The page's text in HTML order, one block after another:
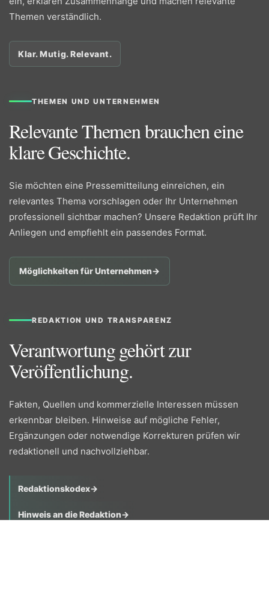
Themen verständlich.
Klar. Mutig. Relevant.
THEMEN UND UNTERNEHMEN
Relevante Themen brauchen eine
klare Geschichte.
Sie möchten eine Pressemitteilung einreichen, ein
relevantes Thema vorschlagen oder Ihr Unternehmen
professionell sichtbar machen? Unsere Redaktion prüft Ihr
Anliegen und empfiehlt ein passendes Format.
Möglichkeiten für Unternehmen→
REDAKTION UND TRANSPARENZ
Verantwortung gehört zur
Veröffentlichung.
Fakten, Quellen und kommerzielle Interessen müssen
erkennbar bleiben. Hinweise auf mögliche Fehler,
Ergänzungen oder notwendige Korrekturen prüfen wir
redaktionell und nachvollziehbar.
Redaktionskodex→
Hinweis an die Redaktion→